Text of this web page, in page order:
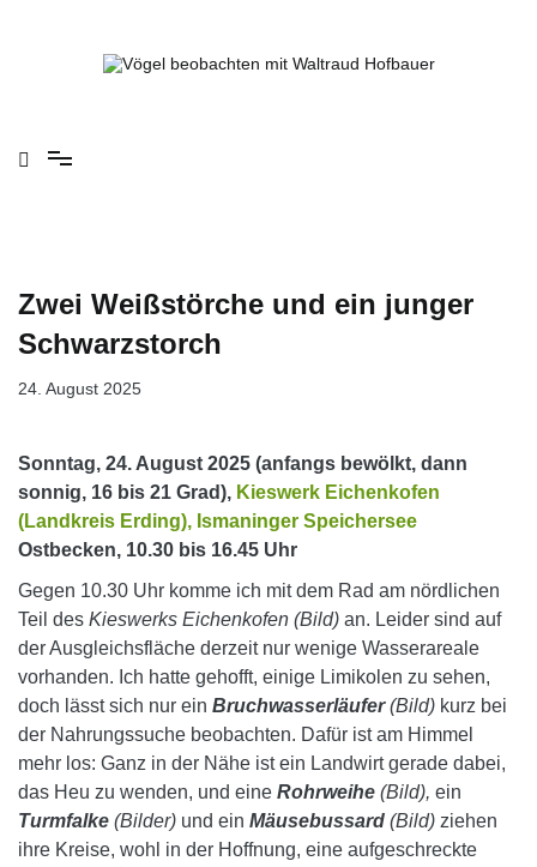
Zwei Weißstörche und ein junger
Schwarzstorch
24. August 2025
Sonntag, 24. August 2025 (anfangs bewölkt, dann
sonnig, 16 bis 21 Grad), Kieswerk Eichenkofen
(Landkreis Erding), Ismaninger Speichersee
Ostbecken, 10.30 bis 16.45 Uhr
Gegen 10.30 Uhr komme ich mit dem Rad am nördlichen
Teil des Kieswerks Eichenkofen (Bild) an. Leider sind auf
der Ausgleichsfläche derzeit nur wenige Wasserareale
vorhanden. Ich hatte gehofft, einige Limikolen zu sehen,
doch lässt sich nur ein Bruchwasserläufer(Bild) kurz bei
der Nahrungssuche beobachten. Dafür ist am Himmel
mehr los: Ganz in der Nähe ist ein Landwirt gerade dabei,
das Heu zu wenden, und eine Rohrweihe (Bild), ein
Turmfalke (Bilder) und ein Mäusebussard (Bild) ziehen
ihre Kreise, wohl in der Hoffnung, eine aufgeschreckte